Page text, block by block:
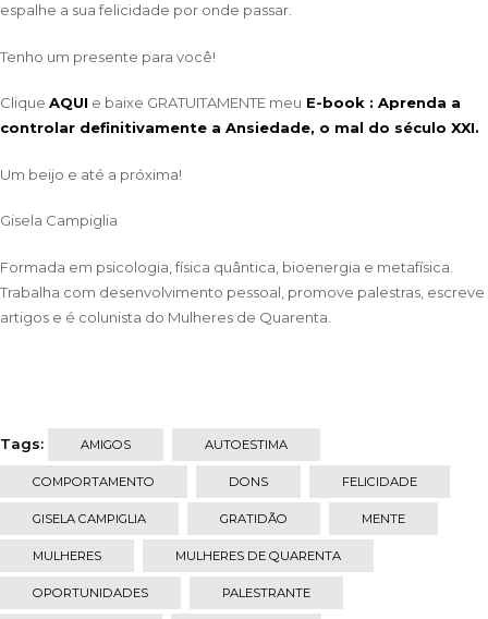
espalhe a sua felicidade por onde passar.
Tenho um presente para você!
Clique AQUI e baixe GRATUITAMENTE meu E-book : Aprenda a
controlar definitivamente a Ansiedade, o mal do século XXI.
Um beijo e até a próxima!
Gisela Campiglia
Formada em psicologia, física quântica, bioenergia e metafísica.
Trabalha com desenvolvimento pessoal, promove palestras, escreve
artigos e é colunista do Mulheres de Quarenta.
Tags: AMIGOS AUTOESTIMA
COMPORTAMENTO DONS FELICIDADE
GISELA CAMPIGLIA GRATIDÃO MENTE
MULHERES MULHERES DE QUARENTA
OPORTUNIDADES PALESTRANTE